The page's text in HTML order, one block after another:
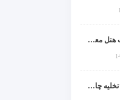
مقایسه هزینه اقامت هتل معمولی، میان‌رده یا 5 ستاره در سفر زیارتی عراق
لوله بازکنی قزوین، تخلیه چاه و خدمات تخصصی لوله‌کشی و تشخیص ترکیدگی